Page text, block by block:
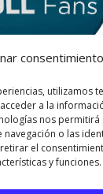
consentimiento
utilizamos
a la
nos
o las
el
y funciones.